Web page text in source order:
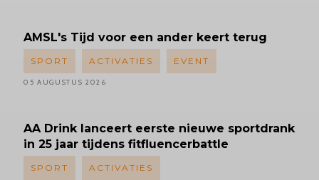
AMSL's Tijd voor een ander keert terug
SPORT ACTIVATIES EVENT
05 AUGUSTUS 2026
AA Drink lanceert eerste nieuwe sportdrank
in 25 jaar tijdens fitfluencerbattle
SPORT ACTIVATIES